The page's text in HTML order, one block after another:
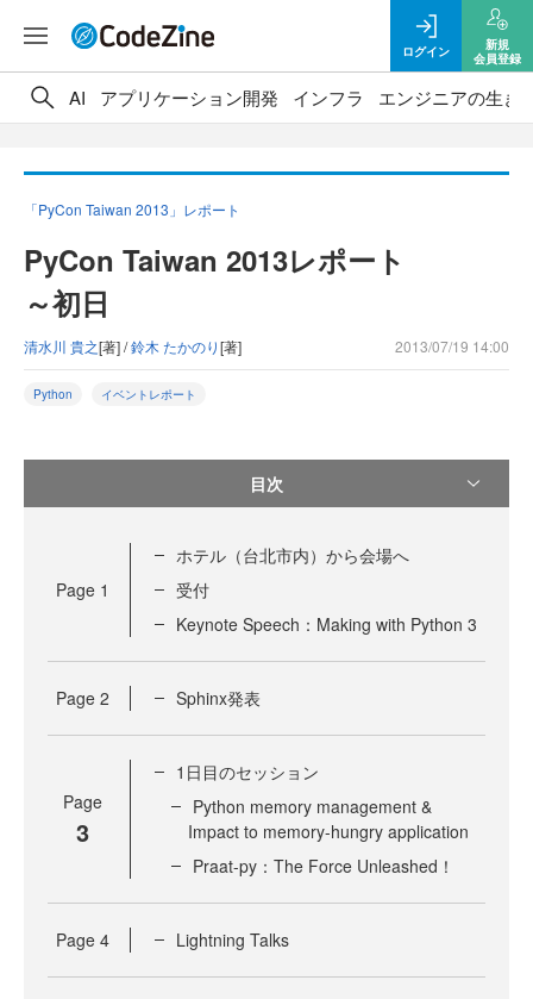
ログイン
新規
会員登録
AI アプリケーション開発 インフラ エンジニアの生き
「PyCon Taiwan 2013」レポート
PyCon Taiwan 2013レポート
～初日
清水川 貴之[著] /鈴木 たかのり[著] 2013/07/19 14:00
Python イベントレポート
目次
Page 1
ホテル（台北市内）から会場へ
受付
Keynote Speech：Making with Python 3
Page 2 Sphinx発表
Page
3
1日目のセッション
Python memory management &
Impact to memory-hungry application
Praat-py：The Force Unleashed！
Page 4 Lightning Talks